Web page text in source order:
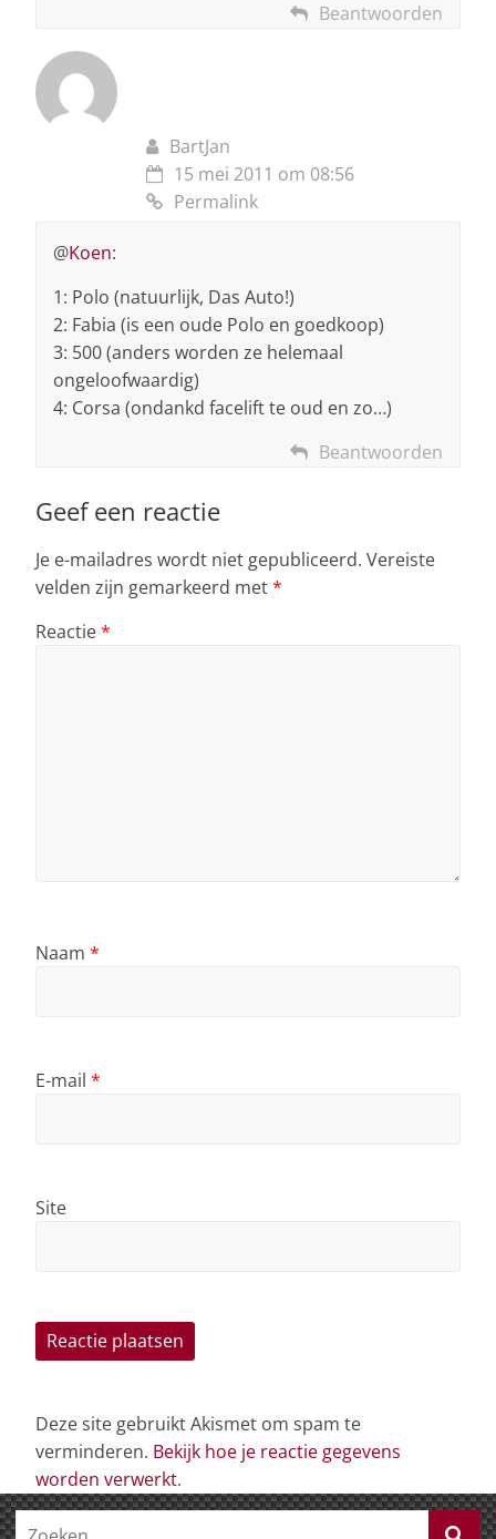
Beantwoorden
BartJan
15 mei 2011 om 08:56
Permalink
@Koen:
1: Polo (natuurlijk, Das Auto!)
2: Fabia (is een oude Polo en goedkoop)
3: 500 (anders worden ze helemaal
ongeloofwaardig)
4: Corsa (ondankd facelift te oud en zo…)
Beantwoorden
Geef een reactie
Je e-mailadres wordt niet gepubliceerd. Vereiste
velden zijn gemarkeerd met*
Reactie*
Naam *
E-mail *
Site
Deze site gebruikt Akismet om spam te
verminderen. Bekijk hoe je reactie gegevens
worden verwerkt.